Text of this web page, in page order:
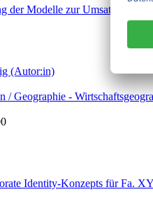
der Modelle zur
(Autor:in)
/ Geographie -
Identity-Konzepts für Fa.